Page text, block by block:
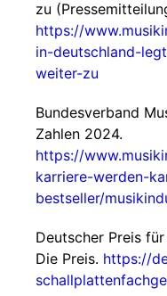
zu
https://
in-deutschland-
weiter-zu
Bundesverband
Zahlen 2024.
https://
karriere-werden-
bestseller/
Deutscher Preis
Die Preis. https://